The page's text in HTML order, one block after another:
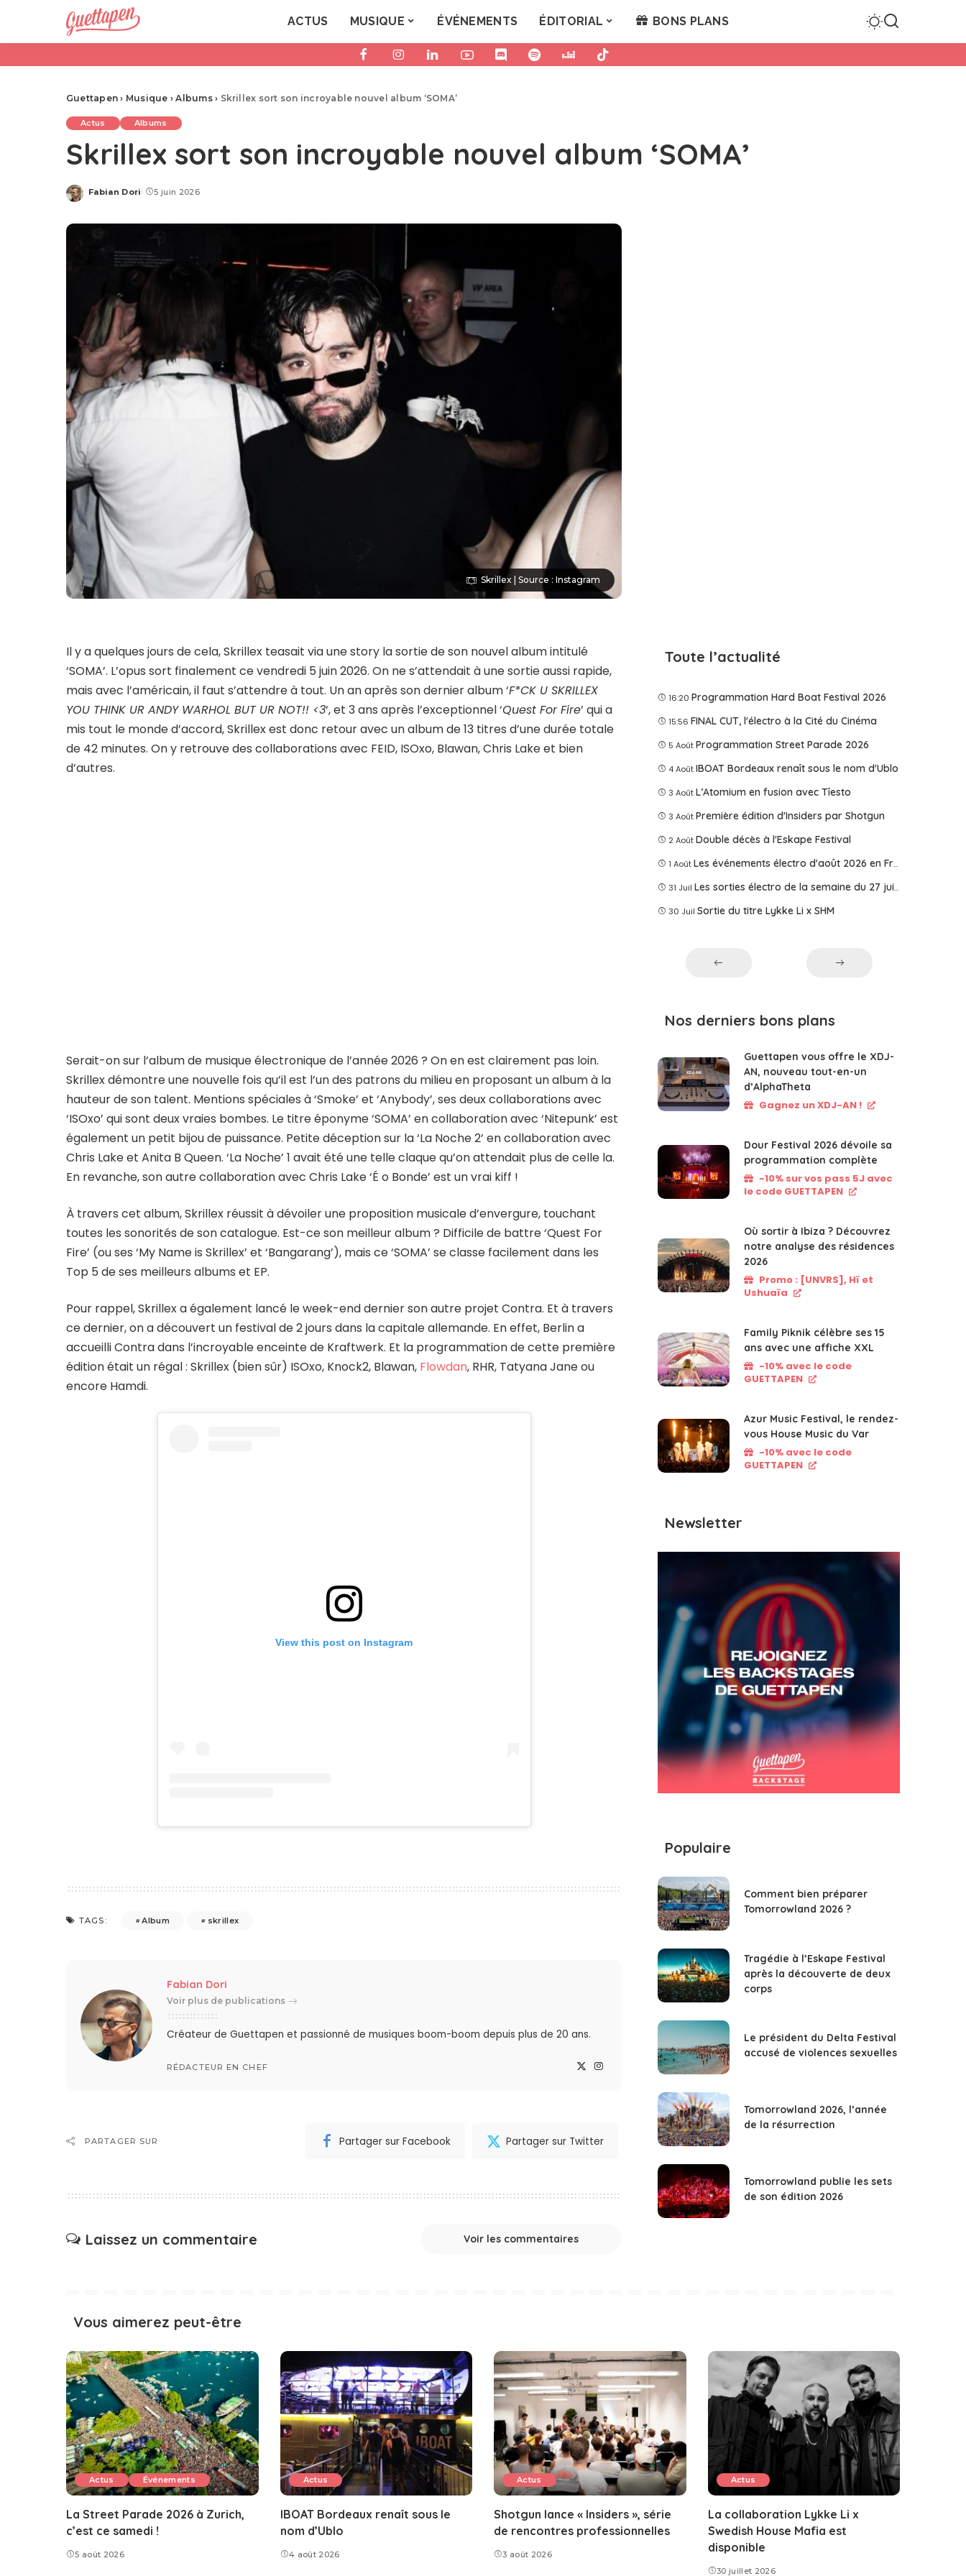
ACTUS MUSIQUE ÉVÉNEMENTS ÉDITORIAL BONS PLANS
Guettapen › Musique ›Albums› Skrillex sort son incroyable nouvel album ‘SOMA’
Actus Albums
Skrillex sort son incroyable nouvel album ‘SOMA’
Posted
Fabian Dori 5 juin 2026
Skrillex | Source : Instagram
Il y a quelques jours de cela, Skrillex teasait via une story la sortie de son nouvel album intitulé
‘SOMA’. L’opus sort finalement ce vendredi 5 juin 2026. On ne s’attendait à une sortie aussi rapide,
mais avec l’américain, il faut s’attendre à tout. Un an après son dernier album ‘F*CK U SKRILLEX
YOU THINK UR ANDY WARHOL BUT UR NOT!! <3‘, et 3 ans après l’exceptionnel ‘Quest For Fire’ qui a
mis tout le monde d’accord, Skrillex est donc retour avec un album de 13 titres d’une durée totale
de 42 minutes. On y retrouve des collaborations avec FEID, ISOxo, Blawan, Chris Lake et bien
d’autres.
Serait-on sur l’album de musique électronique de l’année 2026 ? On en est clairement pas loin.
Skrillex démontre une nouvelle fois qu’il est l’un des patrons du milieu en proposant un album à la
hauteur de son talent. Mentions spéciales à ‘Smoke’ et ‘Anybody’, ses deux collaborations avec
‘ISOxo’ qui sont deux vraies bombes. Le titre éponyme ‘SOMA’ en collaboration avec ‘Nitepunk’ est
également un petit bijou de puissance. Petite déception sur la ‘La Noche 2’ en collaboration avec
Chris Lake et Anita B Queen. ‘La Noche’ 1 avait été une telle claque qu’on attendait plus de celle la.
En revanche, son autre collaboration avec Chris Lake ‘É o Bonde’ est un vrai kiff !
À travers cet album, Skrillex réussit à dévoiler une proposition musicale d’envergure, touchant
toutes les sonorités de son catalogue. Est-ce son meilleur album ? Difficile de battre ‘Quest For
Fire’ (ou ses ‘My Name is Skrillex’ et ‘Bangarang’), mais ce ‘SOMA’ se classe facilement dans les
Top 5 de ses meilleurs albums et EP.
Pour rappel, Skrillex a également lancé le week-end dernier son autre projet Contra. Et à travers
ce dernier, on a découvert un festival de 2 jours dans la capitale allemande. En effet, Berlin a
accueilli Contra dans l’incroyable enceinte de Kraftwerk. Et la programmation de cette première
édition était un régal : Skrillex (bien sûr) ISOxo, Knock2, Blawan, Flowdan, RHR, Tatyana Jane ou
encore Hamdi.
View this post on Instagram
TAGS: Album skrillex
Fabian Dori
Voir plus de publications
Créateur de Guettapen et passionné de musiques boom-boom depuis plus de 20 ans.
RÉDACTEUR EN CHEF
PARTAGER SUR Partager sur Facebook Partager sur Twitter
Laissez un commentaire Voir les commentaires
Toute l’actualité
16:20 Programmation Hard Boat Festival 2026
15:56 FINAL CUT, l'électro à la Cité du Cinéma
5 Août Programmation Street Parade 2026
4 Août IBOAT Bordeaux renaît sous le nom d'Ublo
3 Août L’Atomium en fusion avec Tîesto
3 Août Première édition d'Insiders par Shotgun
2 Août Double décès à l'Eskape Festival
1 Août Les événements électro d'août 2026 en France
31 Juil Les sorties électro de la semaine du 27 juillet 2026
30 Juil Sortie du titre Lykke Li x SHM
Nos derniers bons plans
Guettapen vous offre le XDJ-
AN, nouveau tout-en-un
d’AlphaTheta
Gagnez un XDJ-AN !
Dour Festival 2026 dévoile sa
programmation complète
-10% sur vos pass 5J avec
le code GUETTAPEN
Où sortir à Ibiza ? Découvrez
notre analyse des résidences
2026
Promo : [UNVRS], Hï et
Ushuaïa
Family Piknik célèbre ses 15
ans avec une affiche XXL
-10% avec le code
GUETTAPEN
Azur Music Festival, le rendez-
vous House Music du Var
-10% avec le code
GUETTAPEN
Newsletter
Populaire
Comment bien préparer
Tomorrowland 2026 ?
Tragédie à l’Eskape Festival
après la découverte de deux
corps
Le président du Delta Festival
accusé de violences sexuelles
Tomorrowland 2026, l’année
de la résurrection
Tomorrowland publie les sets
de son édition 2026
Vous aimerez peut-être
Actus Événements
La Street Parade 2026 à Zurich,
c’est ce samedi !
5 août 2026
Actus
IBOAT Bordeaux renaît sous le
nom d’Ublo
4 août 2026
Actus
Shotgun lance « Insiders », série
de rencontres professionnelles
3 août 2026
Actus
La collaboration Lykke Li x
Swedish House Mafia est
disponible
30 juillet 2026